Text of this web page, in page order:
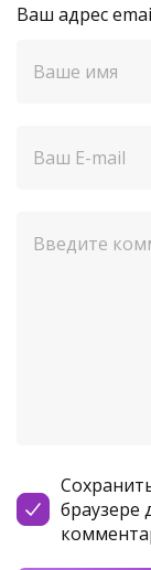
Ваш адрес
браузере